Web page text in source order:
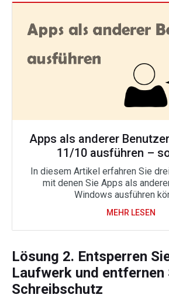
Apps als anderer
11/10 ausführen –
In diesem Artikel erfahren Sie
mit denen Sie Apps als
Windows ausführen
MEHR LESEN
Lösung 2. Entsperren
Laufwerk und entfernen
Schreibschutz